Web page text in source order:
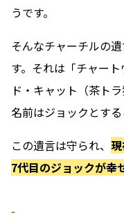
うです。
そんなチャーチルの
す。それは「チャー
ド・キャット（茶ト
名前はジョックとする
この遺言は守られ、
7代目のジョックが幸